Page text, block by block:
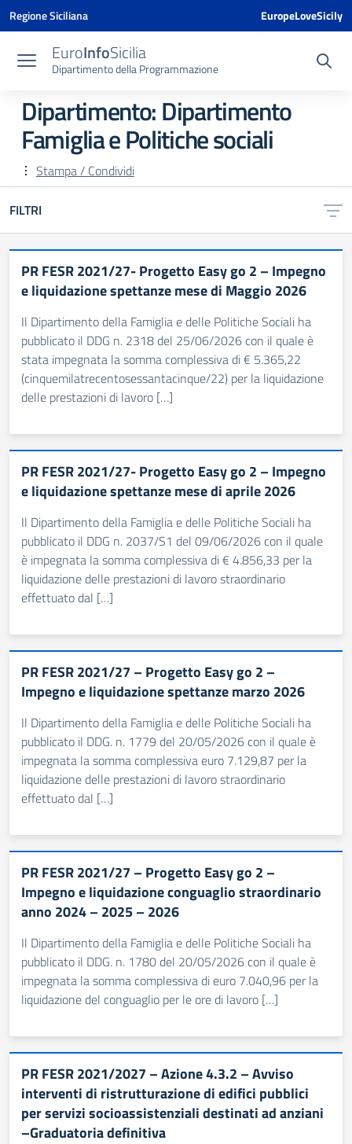
Vai ai contenuti
Vai al menu di navigazione
Vai al footer
Vai al banner delle Cookie Policy
Regione Siciliana EuropeLoveSicily
EuroInfoSicilia
Dipartimento della Programmazione
Dipartimento:Dipartimento
Famiglia e Politiche sociali
Stampa / Condividi
FILTRI
PR FESR 2021/27- Progetto Easy go 2 – Impegno
e liquidazione spettanze mese di Maggio 2026
Il Dipartimento della Famiglia e delle Politiche Sociali ha
pubblicato il DDG n. 2318 del 25/06/2026 con il quale è
stata impegnata la somma complessiva di € 5.365,22
(cinquemilatrecentosessantacinque/22) per la liquidazione
delle prestazioni di lavoro […]
PR FESR 2021/27- Progetto Easy go 2 – Impegno
e liquidazione spettanze mese di aprile 2026
Il Dipartimento della Famiglia e delle Politiche Sociali ha
pubblicato il DDG n. 2037/S1 del 09/06/2026 con il quale
è impegnata la somma complessiva di € 4.856,33 per la
liquidazione delle prestazioni di lavoro straordinario
effettuato dal […]
PR FESR 2021/27 – Progetto Easy go 2 –
Impegno e liquidazione spettanze marzo 2026
Il Dipartimento della Famiglia e delle Politiche Sociali ha
pubblicato il DDG. n. 1779 del 20/05/2026 con il quale è
impegnata la somma complessiva euro 7.129,87 per la
liquidazione delle prestazioni di lavoro straordinario
effettuato dal […]
PR FESR 2021/27 – Progetto Easy go 2 –
Impegno e liquidazione conguaglio straordinario
anno 2024 – 2025 – 2026
Il Dipartimento della Famiglia e delle Politiche Sociali ha
pubblicato il DDG. n. 1780 del 20/05/2026 con il quale è
impegnata la somma complessiva di euro 7.040,96 per la
liquidazione del conguaglio per le ore di lavoro […]
PR FESR 2021/2027 – Azione 4.3.2 – Avviso
interventi di ristrutturazione di edifici pubblici
per servizi socioassistenziali destinati ad anziani
–Graduatoria definitiva